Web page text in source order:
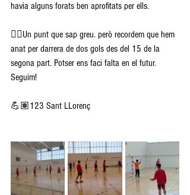
havia alguns forats ben aprofitats per ells.
👉🏽Un punt que sap greu. però recordem que hem
anat per darrera de dos gols des del 15 de la
segona part. Potser ens faci falta en el futur.
Seguim!
💪🏽123 Sant LLorenç